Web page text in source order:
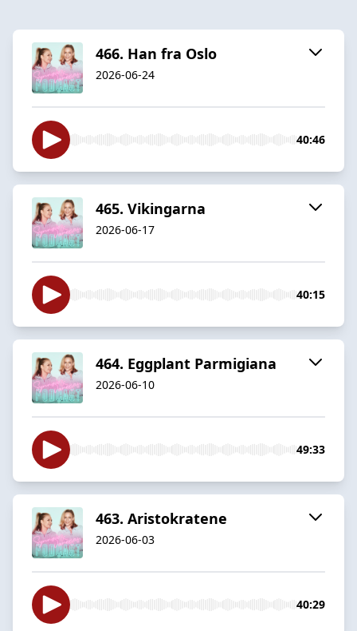
466. Han fra Oslo
2026-06-24
40:46
465. Vikingarna
2026-06-17
40:15
464. Eggplant Parmigiana
2026-06-10
49:33
463. Aristokratene
2026-06-03
40:29